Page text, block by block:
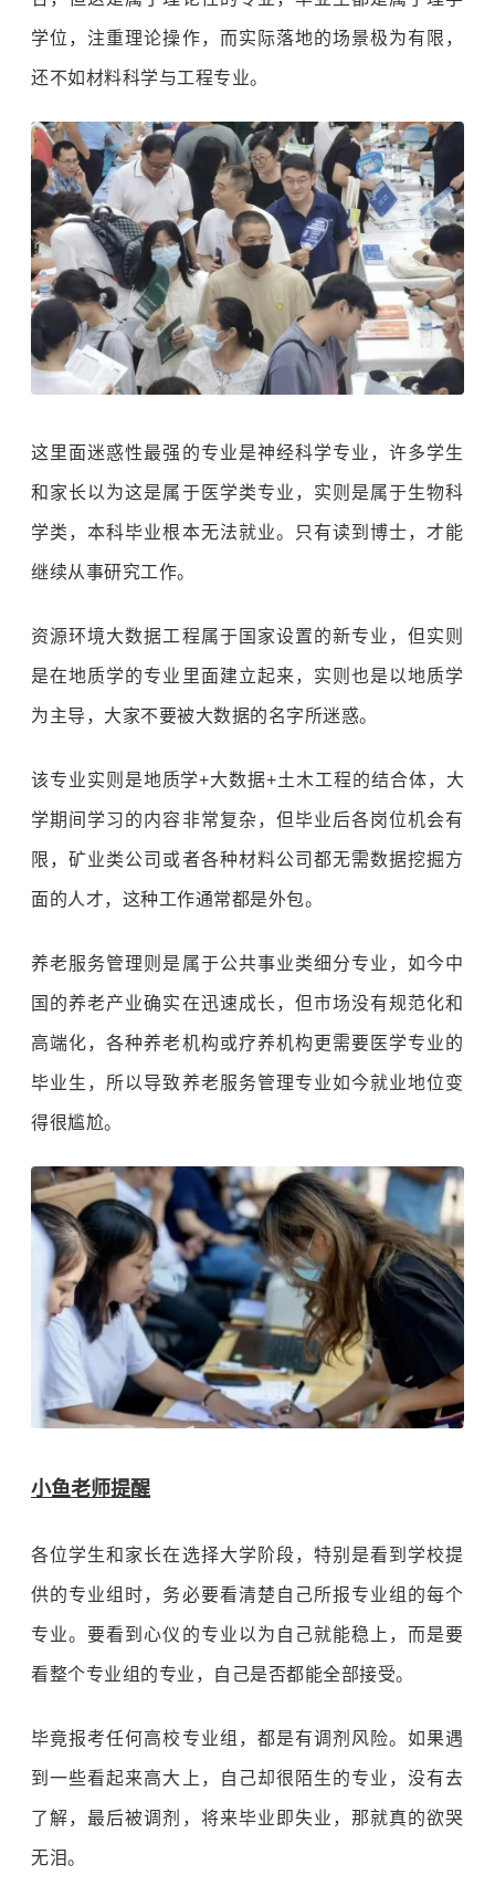
学位，注重理论操作，而实际落地的场景极为有限，
还不如材料科学与工程专业。
这里面迷惑性最强的专业是神经科学专业，许多学生
和家长以为这是属于医学类专业，实则是属于生物科
学类，本科毕业根本无法就业。只有读到博士，才能
继续从事研究工作。
资源环境大数据工程属于国家设置的新专业，但实则
是在地质学的专业里面建立起来，实则也是以地质学
为主导，大家不要被大数据的名字所迷惑。
该专业实则是地质学+大数据+土木工程的结合体，大
学期间学习的内容非常复杂，但毕业后各岗位机会有
限，矿业类公司或者各种材料公司都无需数据挖掘方
面的人才，这种工作通常都是外包。
养老服务管理则是属于公共事业类细分专业，如今中
国的养老产业确实在迅速成长，但市场没有规范化和
高端化，各种养老机构或疗养机构更需要医学专业的
毕业生，所以导致养老服务管理专业如今就业地位变
得很尴尬。
小鱼老师提醒
各位学生和家长在选择大学阶段，特别是看到学校提
供的专业组时，务必要看清楚自己所报专业组的每个
专业。要看到心仪的专业以为自己就能稳上，而是要
看整个专业组的专业，自己是否都能全部接受。
毕竟报考任何高校专业组，都是有调剂风险。如果遇
到一些看起来高大上，自己却很陌生的专业，没有去
了解，最后被调剂，将来毕业即失业，那就真的欲哭
无泪。